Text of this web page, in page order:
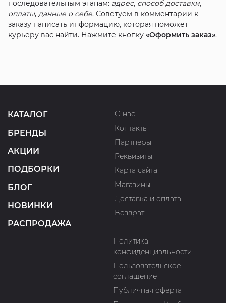
последовательным этапам: адрес, способ доставки,
оплаты, данные о себе. Советуем в комментарии к
заказу написать информацию, которая поможет
курьеру вас найти. Нажмите кнопку «Оформить заказ».
КАТАЛОГ
БРЕНДЫ
АКЦИИ
ПОДБОРКИ
БЛОГ
НОВИНКИ
РАСПРОДАЖА
О нас
Контакты
Партнеры
Реквизиты
Карта сайта
Магазины
Доставка и оплата
Возврат
Политика
конфиденциальности
Пользовательское
соглашение
Публичная оферта